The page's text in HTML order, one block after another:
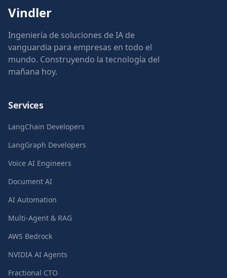
Vindler
Ingeniería de soluciones de IA de
vanguardia para empresas en todo el
mundo. Construyendo la tecnología del
mañana hoy.
Services
LangChain Developers
LangGraph Developers
Voice AI Engineers
Document AI
AI Automation
Multi-Agent & RAG
AWS Bedrock
NVIDIA AI Agents
Fractional CTO